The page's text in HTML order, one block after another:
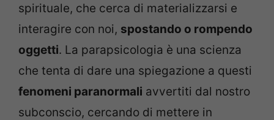
spirituale, che cerca di materializzarsi e
interagire con noi, spostando o rompendo
oggetti. La parapsicologia è una scienza
che tenta di dare una spiegazione a questi
fenomeni paranormali avvertiti dal nostro
subconscio, cercando di mettere in